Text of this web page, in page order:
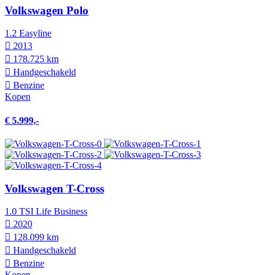
Volkswagen Polo
1.2 Easyline
2013
178.725 km
Hand­geschakeld
Benzine
Kopen
€ 5.999,-
Volkswagen T-Cross
1.0 TSI Life Business
2020
128.099 km
Hand­geschakeld
Benzine